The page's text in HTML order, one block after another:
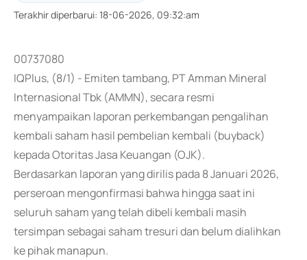
Terakhir diperbarui: 18-06-2026, 09:32:am
00737080
IQPlus, (8/1) - Emiten tambang, PT Amman Mineral
Internasional Tbk (AMMN), secara resmi
menyampaikan laporan perkembangan pengalihan
kembali saham hasil pembelian kembali (buyback)
kepada Otoritas Jasa Keuangan (OJK).
Berdasarkan laporan yang dirilis pada 8 Januari 2026,
perseroan mengonfirmasi bahwa hingga saat ini
seluruh saham yang telah dibeli kembali masih
tersimpan sebagai saham tresuri dan belum dialihkan
ke pihak manapun.